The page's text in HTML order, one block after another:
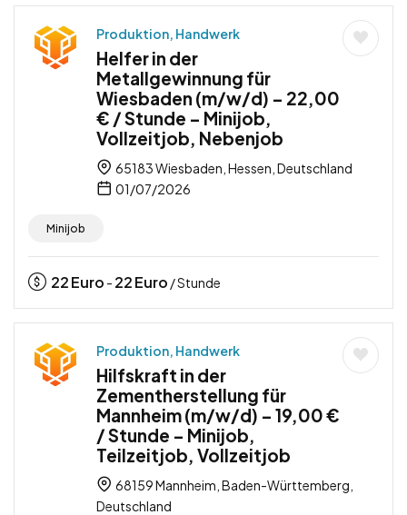
Produktion, Handwerk
Helfer in der
Metallgewinnung für
Wiesbaden (m/w/d) – 22,00
€ / Stunde – Minijob,
Vollzeitjob, Nebenjob
65183 Wiesbaden, Hessen, Deutschland
01/07/2026
Minijob
22Euro - 22Euro / Stunde
Produktion, Handwerk
Hilfskraft in der
Zementherstellung für
Mannheim (m/w/d) – 19,00 €
/ Stunde – Minijob,
Teilzeitjob, Vollzeitjob
68159 Mannheim, Baden-Württemberg,
Deutschland